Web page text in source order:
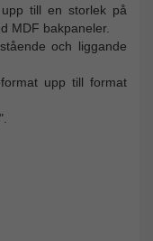
till en storlek på
MDF bakpaneler.
och liggande
upp till format